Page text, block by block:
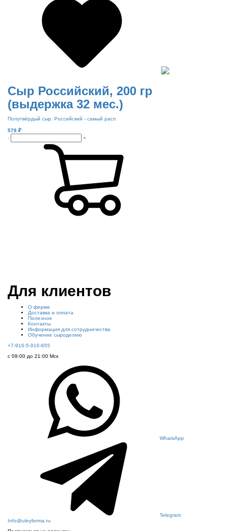
Сыр Российский, 200 гр
(выдержка 32 мес.)
Полутвёрдый сыр. Российский - самый расп
578 ₽
-
+
Для клиентов
О ферме
Доставка и оплата
Полезное
Контакты
Информация для сотрудничества
Обучение сыроделию
+7-916-5-916-655
с 09:00 до 21:00 Мск
WhatsApp
Telegram
Info@uleyferma.ru